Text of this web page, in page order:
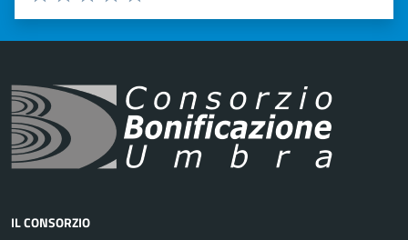
Valuta 5 stelle su 5
Valuta 4 stelle su 5
Valuta 3 stelle su 5
Valuta 2 stelle su 5
Valuta 1 stelle su 5
IL CONSORZIO